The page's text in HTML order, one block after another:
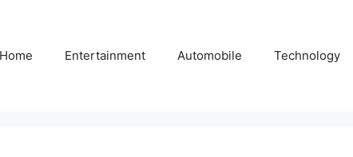
Home Entertainment Automobile Technology